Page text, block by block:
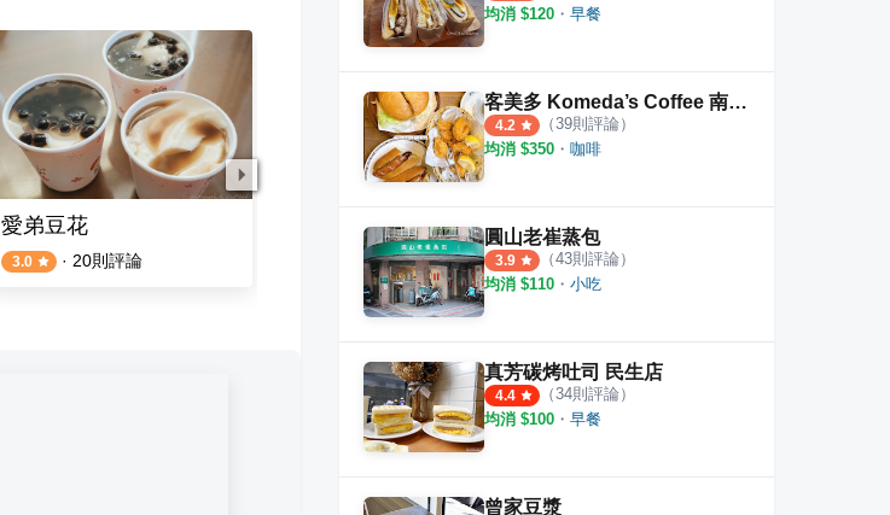
愛弟豆花
3.0 · 20則評論
曾家豆漿
31則評論
至誠豆漿坊
3.0 ·
均消 $120 ・ 早餐
客美多 Komeda’s Coffee 南京建國店
4.2 （39則評論）
均消 $350 ・ 咖啡
圓山老崔蒸包
3.9 （43則評論）
均消 $110 ・ 小吃
真芳碳烤吐司 民生店
4.4 （34則評論）
均消 $100 ・ 早餐
曾家豆漿